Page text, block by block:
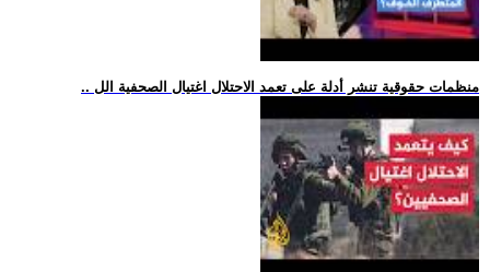
.. منظمات حقوقية تنشر أدلة على تعمد الاحتلال اغتيال الصحفية الل